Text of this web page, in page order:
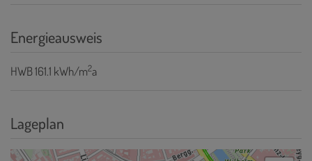
Energieausweis
HWB161.1 kWh/m2a
Lageplan